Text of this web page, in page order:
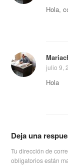
Hola,
julio 9,
Hola
Deja una
Tu dirección de
obligatorios están